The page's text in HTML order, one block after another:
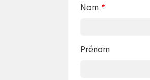
Nom
Prénom